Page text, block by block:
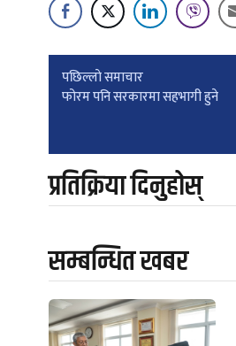
Post
पछिल्लाे समाचार
फोरम पनि सरकारमा सहभागी हुने
प्रतिक्रिया दिनुहोस्
सम्बन्धित खबर